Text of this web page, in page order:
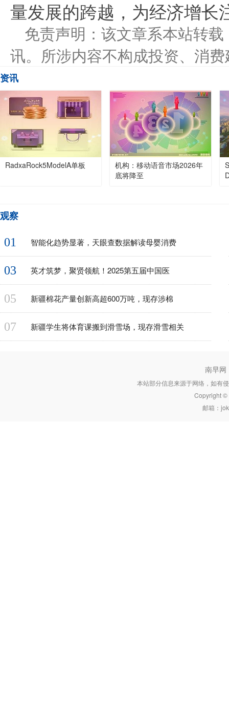
量发展的跨越，为经济增长
免责声明：该文章系本站转
讯。所涉内容不构成投资、消
资讯
RadxaRock5ModelA单板
机构：移动语音市场2026年
底将降至
观察
01 智能化趋势显著，天眼查数据解读母婴消费
03 英才筑梦，聚贤领航！2025第五届中国医
05 新疆棉花产量创新高超600万吨，现存涉棉
07 新疆学生将体育课搬到滑雪场，现存滑雪相关
南早网
本站部分信息来源于网络，如有
Copyright ©
邮箱：